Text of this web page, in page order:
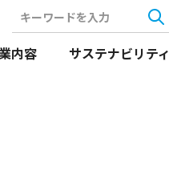
キーワードを入力
内容 サステナビリティ